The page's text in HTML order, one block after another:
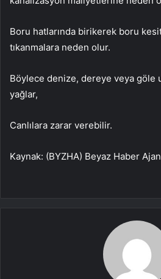
Boru hatlarında birikerek boru
tıkanmalara neden olur.
Böylece denize, dereye veya göle
yağlar,
Canlılara zarar verebilir.
Kaynak: (BYZHA) Beyaz Haber